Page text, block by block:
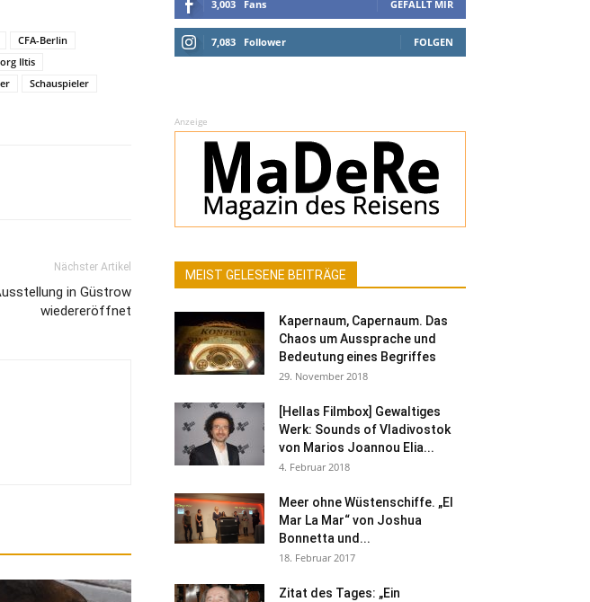
CFA-Berlin
Iltis
Schauspieler
Nächster Artikel
in Güstrow
wiedereröffnet
3,003 Fans GEFÄLLT MIR
7,083 Follower FOLGEN
Anzeige
MEIST GELESENE BEITRÄGE
Kapernaum, Capernaum. Das
Chaos um Aussprache und
Bedeutung eines Begriffes
29. November 2018
[Hellas Filmbox] Gewaltiges
Werk: Sounds of Vladivostok
von Marios Joannou Elia...
4. Februar 2018
Meer ohne Wüstenschiffe. „El
Mar La Mar“ von Joshua
Bonnetta und...
18. Februar 2017
Zitat des Tages: „Ein